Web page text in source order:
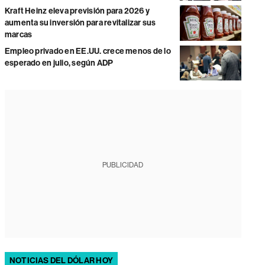
Kraft Heinz eleva previsión para 2026 y
aumenta su inversión para revitalizar sus
marcas
Empleo privado en EE.UU. crece menos de lo
esperado en julio, según ADP
PUBLICIDAD
NOTICIAS DEL DÓLAR HOY